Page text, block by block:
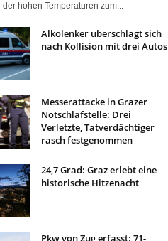
hohen Temperaturen zum...
Alkolenker überschlägt sich
nach Kollision mit drei Autos
Messerattacke in Grazer
Notschlafstelle: Drei
Verletzte, Tatverdächtiger
rasch festgenommen
24,7 Grad: Graz erlebt eine
historische Hitzenacht
Pkw von Zug erfasst: 71-